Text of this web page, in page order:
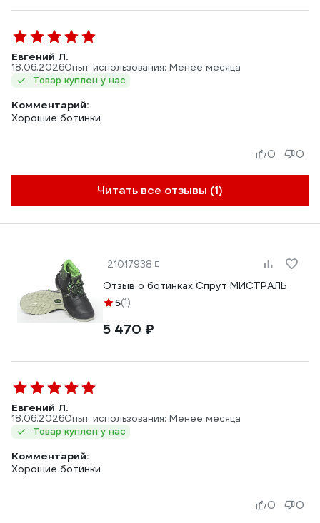
Евгений Л.
18.06.2026Опыт использования: Менее месяца
Товар куплен у нас
Комментарий:
Хорошие ботинки
Читать все отзывы (1)
0 0
21017938
Отзыв о ботинках Спрут МИСТРАЛЬ
5(1)
5 470 ₽
Евгений Л.
18.06.2026Опыт использования: Менее месяца
Товар куплен у нас
Комментарий:
Хорошие ботинки
0 0